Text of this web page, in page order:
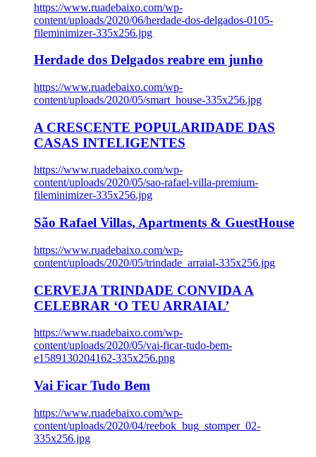
https://www.ruadebaixo.com/wp-
content/uploads/2020/06/herdade-dos-delgados-0105-
fileminimizer-335x256.jpg
Herdade dos Delgados reabre em junho
https://www.ruadebaixo.com/wp-
content/uploads/2020/05/smart_house-335x256.jpg
A CRESCENTE POPULARIDADE DAS
CASAS INTELIGENTES
https://www.ruadebaixo.com/wp-
content/uploads/2020/05/sao-rafael-villa-premium-
fileminimizer-335x256.jpg
São Rafael Villas, Apartments & GuestHouse
https://www.ruadebaixo.com/wp-
content/uploads/2020/05/trindade_arraial-335x256.jpg
CERVEJA TRINDADE CONVIDA A
CELEBRAR ‘O TEU ARRAIAL’
https://www.ruadebaixo.com/wp-
content/uploads/2020/05/vai-ficar-tudo-bem-
e1589130204162-335x256.png
Vai Ficar Tudo Bem
https://www.ruadebaixo.com/wp-
content/uploads/2020/04/reebok_bug_stomper_02-
335x256.jpg